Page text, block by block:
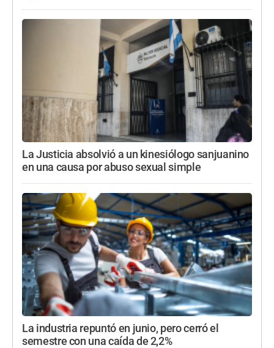
La Justicia absolvió a un kinesiólogo sanjuanino
en una causa por abuso sexual simple
La industria repuntó en junio, pero cerró el
semestre con una caída de 2,2%